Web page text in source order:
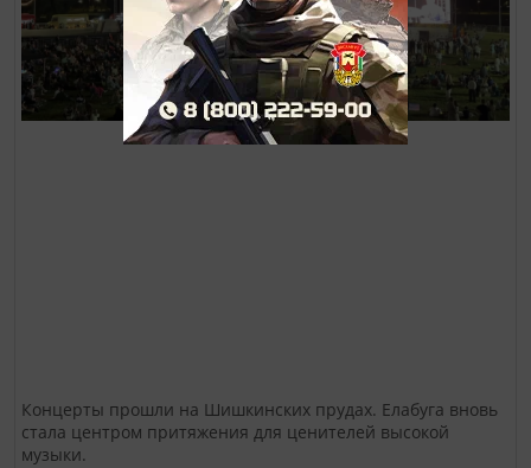
Концерты прошли на Шишкинских прудах. Елабуга вновь
стала центром притяжения для ценителей высокой
музыки.